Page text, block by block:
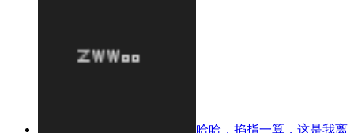
哈哈，掐指一算，这是我离